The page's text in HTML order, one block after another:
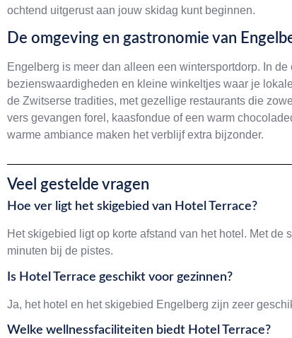
ochtend uitgerust aan jouw skidag kunt beginnen.
De omgeving en gastronomie van
Engelberg is meer dan alleen een wintersportdorp. In
bezienswaardigheden en kleine winkeltjes waar je
de Zwitserse tradities, met gezellige restaurants die
vers gevangen forel, kaasfondue of een warm
warme ambiance maken het verblijf extra bijzonder.
Veel gestelde vragen
Hoe ver ligt het skigebied van Hotel Terrace?
Het skigebied ligt op korte afstand van het hotel. Met
minuten bij de pistes.
Is Hotel Terrace geschikt voor gezinnen?
Ja, het hotel en het skigebied Engelberg zijn zeer
Welke wellnessfaciliteiten biedt Hotel Terrace?